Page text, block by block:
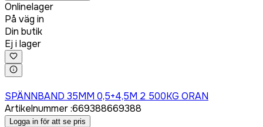
Onlinelager
På väg in
Din butik
Ej i lager
SPÄNNBAND 35MM 0,5+4,5M 2 500KG ORAN
Artikelnummer:669388669388
Logga in för att se pris